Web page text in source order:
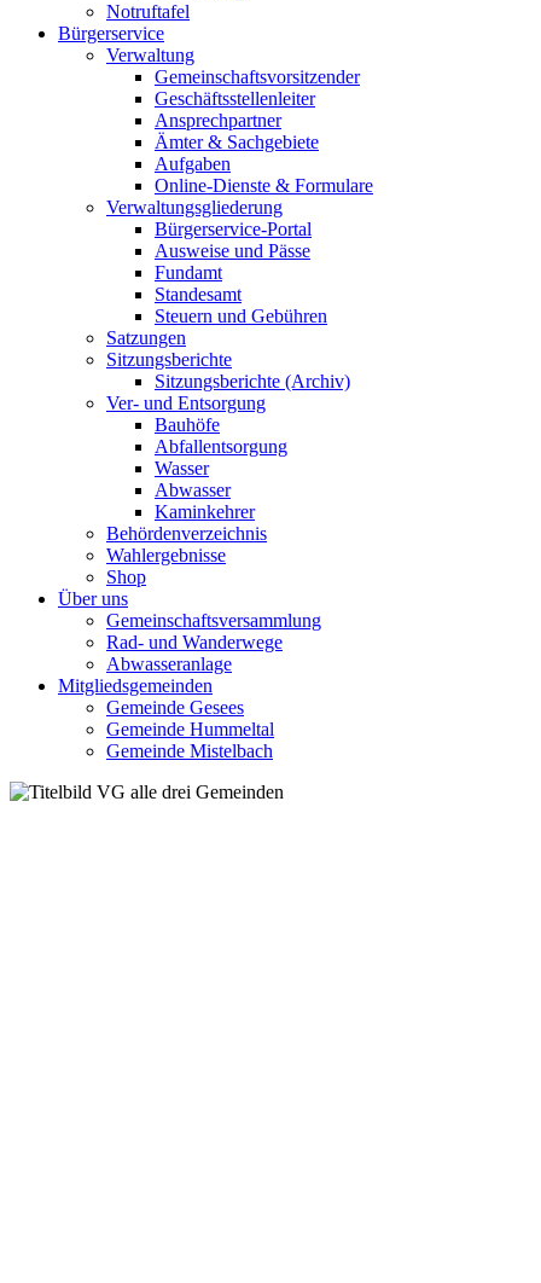
Notruftafel
Bürgerservice
Verwaltung
Gemeinschaftsvorsitzender
Geschäftsstellenleiter
Ansprechpartner
Ämter & Sachgebiete
Aufgaben
Online-Dienste & Formulare
Verwaltungsgliederung
Bürgerservice-Portal
Ausweise und Pässe
Fundamt
Standesamt
Steuern und Gebühren
Satzungen
Sitzungsberichte
Sitzungsberichte (Archiv)
Ver- und Entsorgung
Bauhöfe
Abfallentsorgung
Wasser
Abwasser
Kaminkehrer
Behördenverzeichnis
Wahlergebnisse
Shop
Über uns
Gemeinschaftsversammlung
Rad- und Wanderwege
Abwasseranlage
Mitgliedsgemeinden
Gemeinde Gesees
Gemeinde Hummeltal
Gemeinde Mistelbach